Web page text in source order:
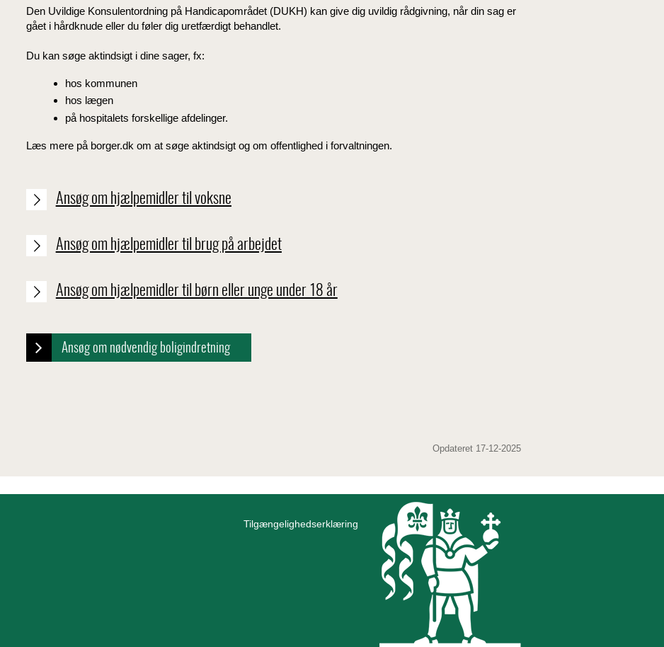
Den Uvildige Konsulentordning på Handicapområdet (DUKH) kan give dig uvildig rådgivning, når din sag er
gået i hårdknude eller du føler dig uretfærdigt behandlet.
Du kan søge aktindsigt i dine sager, fx:
hos kommunen
hos lægen
på hospitalets forskellige afdelinger.
Læs mere på borger.dk om at søge aktindsigt og om offentlighed i forvaltningen.
Ansøg om hjælpemidler til voksne
Ansøg om hjælpemidler til brug på arbejdet
Ansøg om hjælpemidler til børn eller unge under 18 år
Ansøg om nødvendig boligindretning
Opdateret 17-12-2025
Tilgængelighedserklæring